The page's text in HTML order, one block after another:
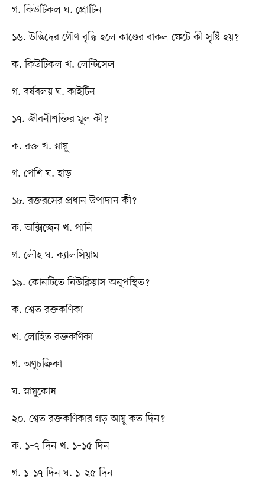
গ. কিউটিকল ঘ. প্রোটিন
১৬. উদ্ভিদের গৌণ বৃদ্ধি হলে কাণ্ডের বাকল ফেটে কী সৃষ্টি হয়?
ক. কিউটিকল খ. লেন্টিসেল
গ. বর্ষবলয় ঘ. কাইটিন
১৭. জীবনীশক্তির মূল কী?
ক. রক্ত খ. স্নায়ু
গ. পেশি ঘ. হাড়
১৮. রক্তরসের প্রধান উপাদান কী?
ক. অক্সিজেন খ. পানি
গ. লৌহ ঘ. ক্যালসিয়াম
১৯. কোনটিতে নিউক্লিয়াস অনুপস্থিত?
ক. শ্বেত রক্তকণিকা
খ. লোহিত রক্তকণিকা
গ. অণুচক্রিকা
ঘ. স্নায়ুকোষ
২০. শ্বেত রক্তকণিকার গড় আয়ু কত দিন?
ক. ১–৭ দিন খ. ১–১৫ দিন
গ. ১–১৭ দিন ঘ. ১–২৫ দিন